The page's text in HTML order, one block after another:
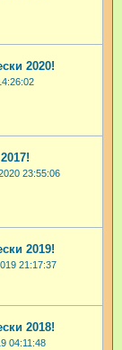
2020!
23:55:06
2019!
21:17:37
2018!
04:11:48